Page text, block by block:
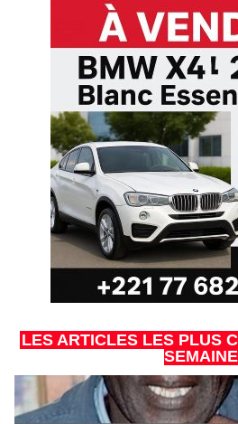
LES ARTICLES LES PLUS
SEMAINE